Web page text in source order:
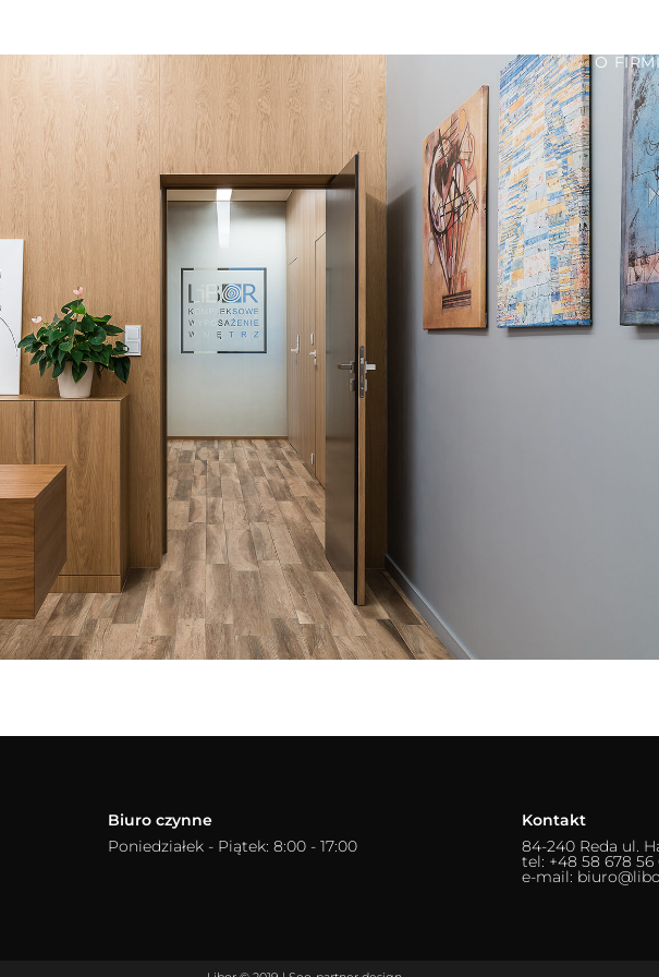
O
Biuro czynne
Poniedziałek - Piątek: 8:00 - 17:00
Kontakt
84-240 Reda ul.
tel: +48 58 678 56
e-mail: